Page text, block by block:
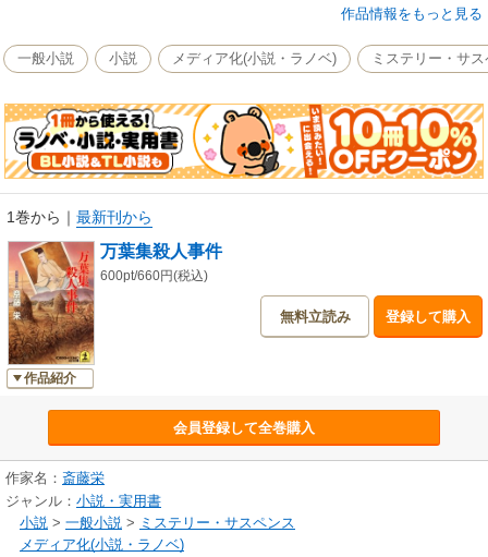
家の別荘で変死体が！ 著者の真骨頂、古典暗号ミステリーにタロット日
作品情報をもっと見る
一般小説 小説 メディア化(小説・ラノベ) ミステリー・サ
1巻から ｜ 最新刊から
作品紹介
万葉集殺人事件
600pt/660円(税込)
無料立読み 登録して購入
会員登録して全巻購入
作家名： 斎藤栄
ジャンル： 小説・実用書
小説 > 一般小説 > ミステリー・サスペンス
メディア化(小説・ラノベ)